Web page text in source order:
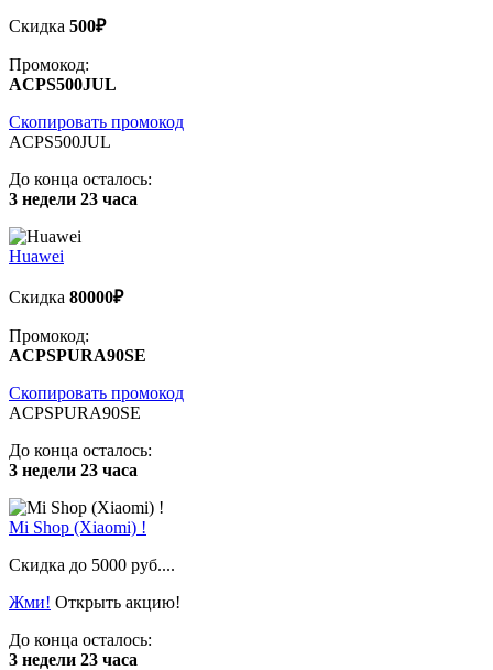
Скидка 500₽
Промокод:
ACPS500JUL
Скопировать промокод
ACPS500JUL
До конца осталось:
3 недели 23 часа
Huawei
Скидка 80000₽
Промокод:
ACPSPURA90SE
Скопировать промокод
ACPSPURA90SE
До конца осталось:
3 недели 23 часа
Mi Shop (Xiaomi) !
Скидка до 5000 руб....
Жми! Открыть акцию!
До конца осталось:
3 недели 23 часа